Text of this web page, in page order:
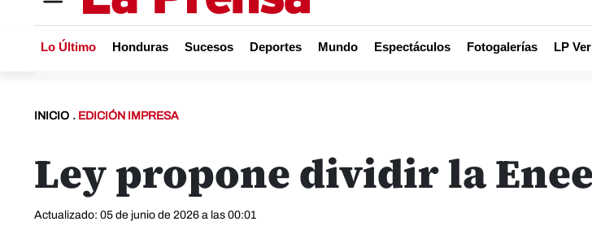
Lo Último Honduras Sucesos Deportes Mundo Espectáculos Fotogalerías LP
INICIO . EDICIÓN IMPRESA
Ley propone dividir la
Actualizado: 05 de junio de 2026 a las 00:01